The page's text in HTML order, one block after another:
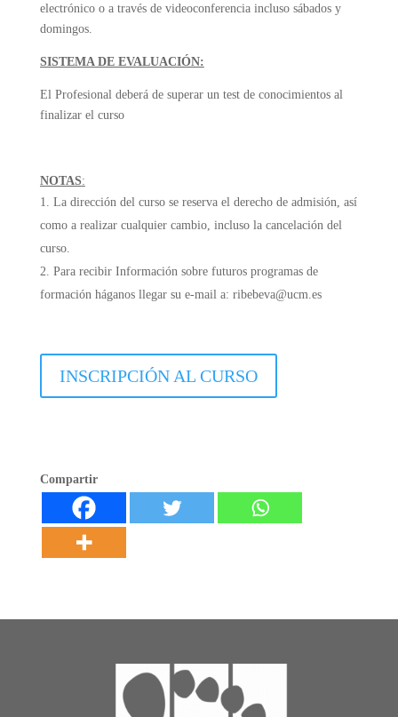
electrónico o a través de videoconferencia incluso sábados y
domingos.
SISTEMA DE EVALUACIÓN:
El Profesional deberá de superar un test de conocimientos al
finalizar el curso
NOTAS:
La dirección del curso se reserva el derecho de admisión, así
como a realizar cualquier cambio, incluso la cancelación del
curso.
Para recibir Información sobre futuros programas de
formación háganos llegar su e-mail a: ribebeva@ucm.es
INSCRIPCIÓN AL CURSO
Compartir